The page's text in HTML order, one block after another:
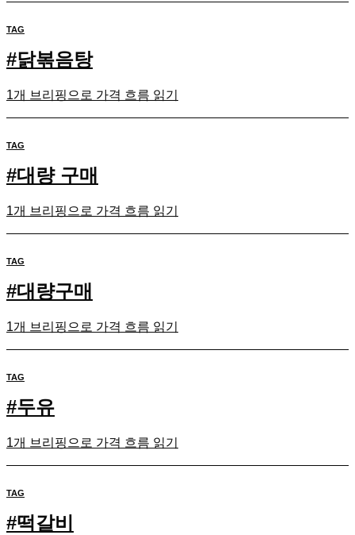
TAG
#닭볶음탕
1개 브리핑으로 가격 흐름 읽기
TAG
#대량 구매
1개 브리핑으로 가격 흐름 읽기
TAG
#대량구매
1개 브리핑으로 가격 흐름 읽기
TAG
#두유
1개 브리핑으로 가격 흐름 읽기
TAG
#떡갈비